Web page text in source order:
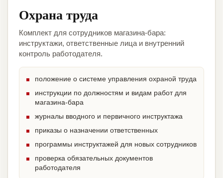
Охрана труда
Комплект для сотрудников магазина-бара:
инструктажи, ответственные лица и внутренний
контроль работодателя.
положение о системе управления охраной труда
инструкции по должностям и видам работ для
магазина-бара
журналы вводного и первичного инструктажа
приказы о назначении ответственных
программы инструктажей для новых сотрудников
проверка обязательных документов
работодателя